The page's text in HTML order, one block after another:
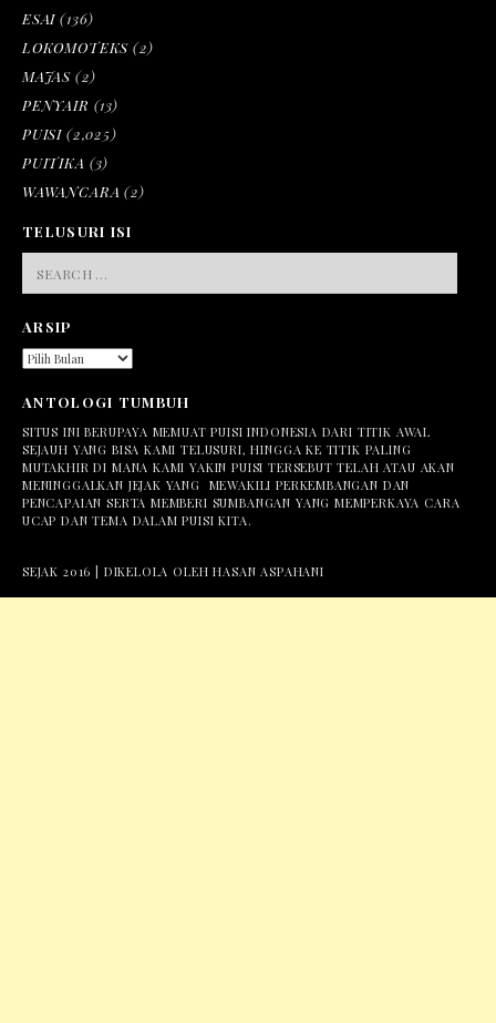
ESAI (136)
LOKOMOTEKS (2)
MAJAS (2)
PENYAIR (13)
PUISI (2,025)
PUITIKA (3)
WAWANCARA (2)
TELUSURI ISI
FOR:
ARSIP
ARSIP
ANTOLOGI TUMBUH
SITUS INI BERUPAYA MEMUAT PUISI INDONESIA DARI TITIK AWAL
SEJAUH YANG BISA KAMI TELUSURI, HINGGA KE TITIK PALING
MUTAKHIR DI MANA KAMI YAKIN PUISI TERSEBUT TELAH ATAU AKAN
MENINGGALKAN JEJAK YANG MEWAKILI PERKEMBANGAN DAN
PENCAPAIAN SERTA MEMBERI SUMBANGAN YANG MEMPERKAYA CARA
UCAP DAN TEMA DALAM PUISI KITA.
SEJAK 2016 | DIKELOLA OLEH HASAN ASPAHANI